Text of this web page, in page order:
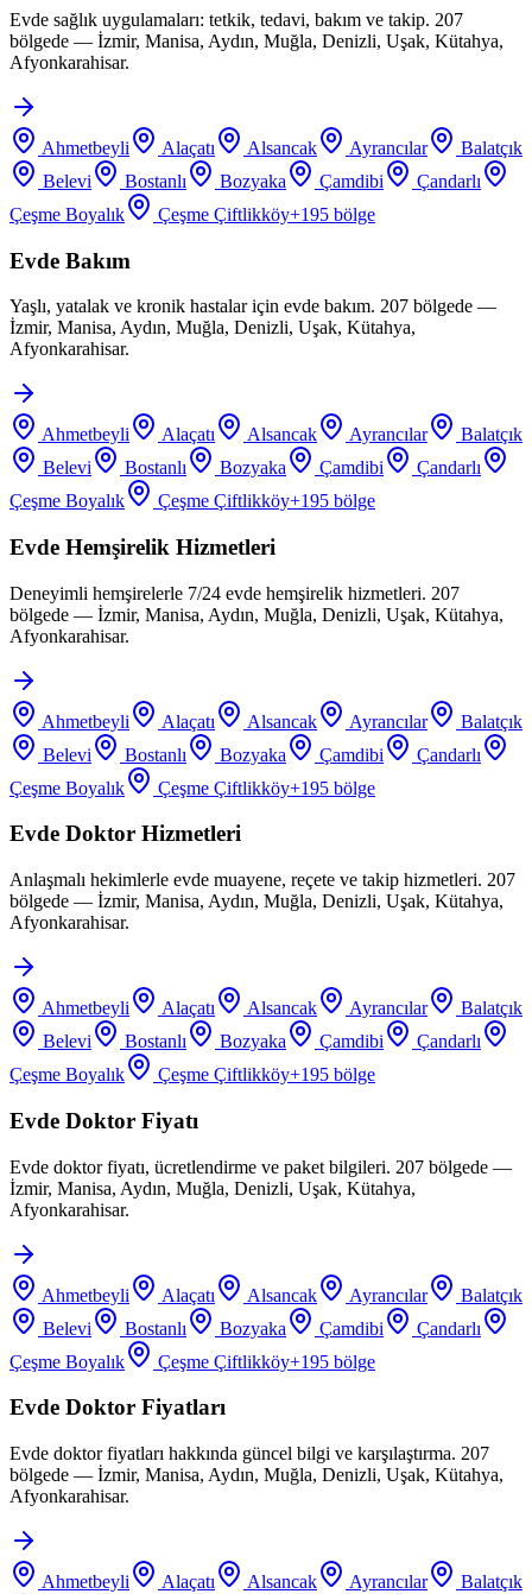
Evde sağlık uygulamaları: tetkik, tedavi, bakım ve takip. 207
bölgede — İzmir, Manisa, Aydın, Muğla, Denizli, Uşak, Kütahya,
Afyonkarahisar.
Ahmetbeyli Alaçatı Alsancak Ayrancılar
Balatçık
Belevi
Bostanlı Bozyaka Çamdibi
Çandarlı
Çeşme Boyalık
Çeşme Çiftlikköy+195 bölge
Evde Bakım
Yaşlı, yatalak ve kronik hastalar için evde bakım. 207 bölgede —
İzmir, Manisa, Aydın, Muğla, Denizli, Uşak, Kütahya,
Afyonkarahisar.
Ahmetbeyli Alaçatı Alsancak Ayrancılar
Balatçık
Belevi
Bostanlı Bozyaka Çamdibi
Çandarlı
Çeşme Boyalık
Çeşme Çiftlikköy+195 bölge
Evde Hemşirelik Hizmetleri
Deneyimli hemşirelerle 7/24 evde hemşirelik hizmetleri. 207
bölgede — İzmir, Manisa, Aydın, Muğla, Denizli, Uşak, Kütahya,
Afyonkarahisar.
Ahmetbeyli Alaçatı Alsancak Ayrancılar
Balatçık
Belevi
Bostanlı Bozyaka Çamdibi
Çandarlı
Çeşme Boyalık
Çeşme Çiftlikköy+195 bölge
Evde Doktor Hizmetleri
Anlaşmalı hekimlerle evde muayene, reçete ve takip hizmetleri. 207
bölgede — İzmir, Manisa, Aydın, Muğla, Denizli, Uşak, Kütahya,
Afyonkarahisar.
Ahmetbeyli Alaçatı Alsancak Ayrancılar
Balatçık
Belevi
Bostanlı Bozyaka Çamdibi
Çandarlı
Çeşme Boyalık
Çeşme Çiftlikköy+195 bölge
Evde Doktor Fiyatı
Evde doktor fiyatı, ücretlendirme ve paket bilgileri. 207 bölgede —
İzmir, Manisa, Aydın, Muğla, Denizli, Uşak, Kütahya,
Afyonkarahisar.
Ahmetbeyli Alaçatı Alsancak Ayrancılar
Balatçık
Belevi
Bostanlı Bozyaka Çamdibi
Çandarlı
Çeşme Boyalık
Çeşme Çiftlikköy+195 bölge
Evde Doktor Fiyatları
Evde doktor fiyatları hakkında güncel bilgi ve karşılaştırma. 207
bölgede — İzmir, Manisa, Aydın, Muğla, Denizli, Uşak, Kütahya,
Afyonkarahisar.
Ahmetbeyli Alaçatı Alsancak Ayrancılar
Balatçık